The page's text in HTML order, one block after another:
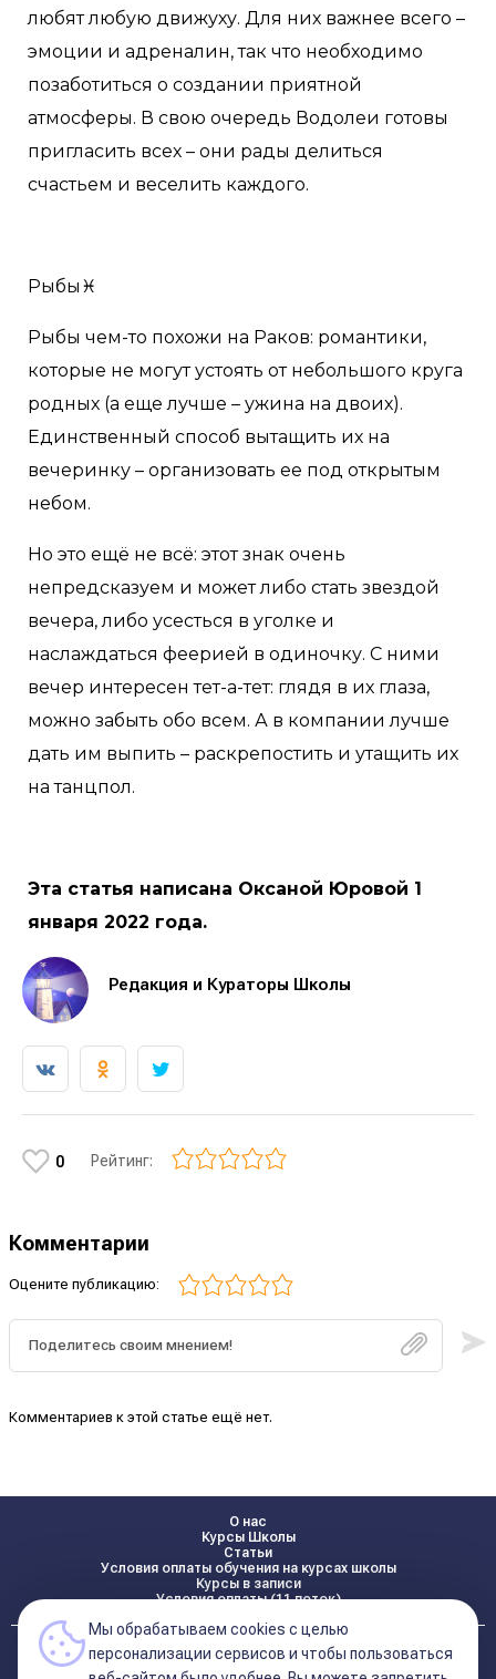
любят любую движуху. Для них важнее всего –
эмоции и адреналин, так что необходимо
позаботиться о создании приятной
атмосферы. В свою очередь Водолеи готовы
пригласить всех – они рады делиться
счастьем и веселить каждого.
Рыбы♓️
Рыбы чем-то похожи на Раков: романтики,
которые не могут устоять от небольшого круга
родных (а еще лучше – ужина на двоих).
Единственный способ вытащить их на
вечеринку – организовать ее под открытым
небом.
Но это ещё не всё: этот знак очень
непредсказуем и может либо стать звездой
вечера, либо усесться в уголке и
наслаждаться феерией в одиночку. С ними
вечер интересен тет-а-тет: глядя в их глаза,
можно забыть обо всем. А в компании лучше
дать им выпить – раскрепостить и утащить их
на танцпол.
Эта статья написана Оксаной Юровой 1
января 2022 года.
Редакция и Кураторы Школы
0 Рейтинг:
Комментарии
Оцените публикацию:
Комментариев к этой статье ещё нет.
О нас
Курсы Школы
Статьи
Условия оплаты обучения на курсах школы
Курсы в записи
Условия оплаты (11 поток)
Реквизиты
Контакты
Мы обрабатываем cookies с целью
персонализации сервисов и чтобы пользоваться